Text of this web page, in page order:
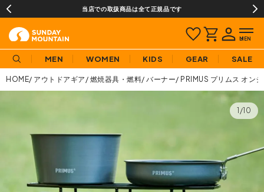
当店での取扱商品は全て正規品です
MEN WOMEN KIDS GEAR SALE
HOME アウトドアギア 燃焼器具・燃料 バーナー PRIMUS プリムス オン
1/10